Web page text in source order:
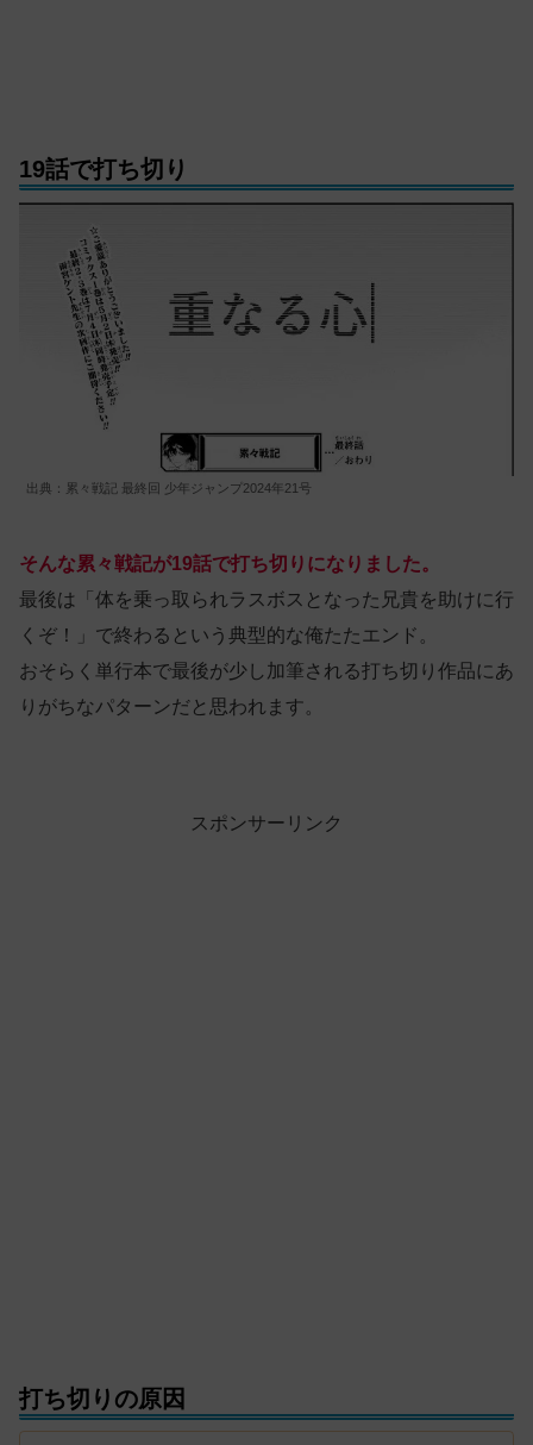
19話で打ち切り
出典：累々戦記 最終回 少年ジャンプ2024年21号
そんな累々戦記が19話で打ち切りになりました。
最後は「体を乗っ取られラスボスとなった兄貴を助けに行
くぞ！」で終わるという典型的な俺たたエンド。
おそらく単行本で最後が少し加筆される打ち切り作品にあ
りがちなパターンだと思われます。
スポンサーリンク
打ち切りの原因